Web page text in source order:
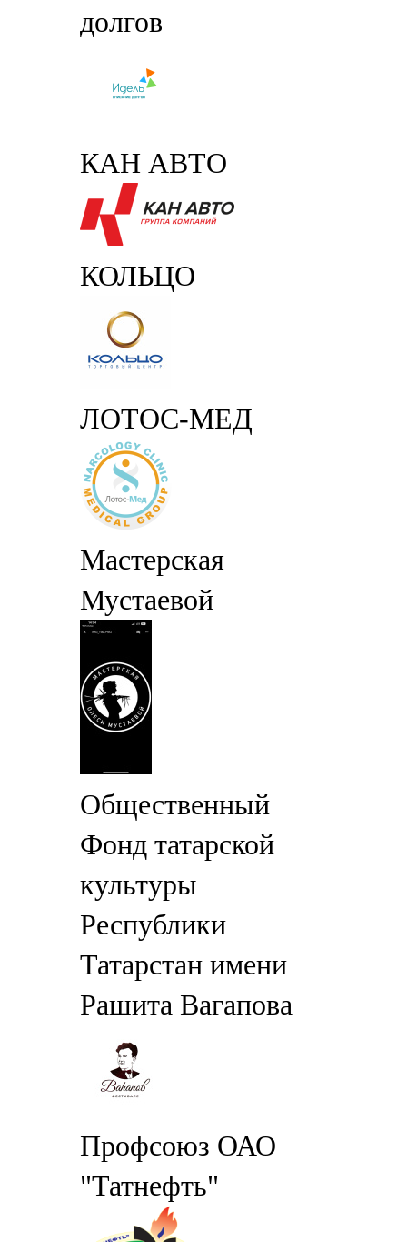
долгов
КАН АВТО
КОЛЬЦО
ЛОТОС-МЕД
Мастерская
Мустаевой
Общественный
Фонд татарской
культуры
Республики
Татарстан имени
Рашита Вагапова
Профсоюз ОАО
"Татнефть"